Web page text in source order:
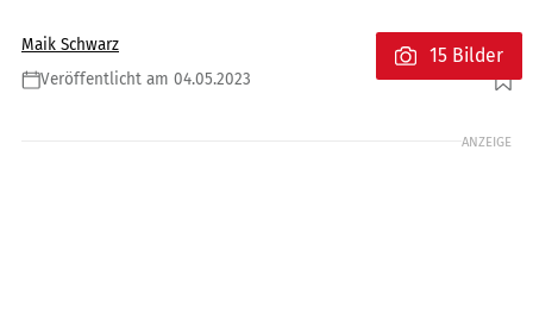
Maik Schwarz
Veröffentlicht am 04.05.2023
Foto: Zeeho/auto.sohu.com
15 Bilder
ANZEIGE